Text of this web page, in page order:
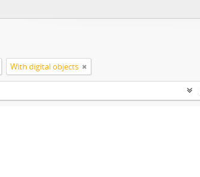
With digital objects